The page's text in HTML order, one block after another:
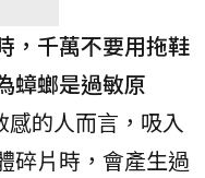
，千萬不要用拖鞋
蟑螂是過敏原
感的人而言，吸入
碎片時，會產生過